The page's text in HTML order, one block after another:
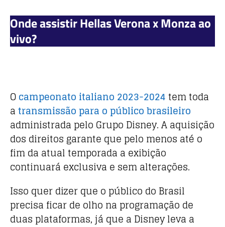
Onde assistir Hellas Verona x Monza ao
vivo?
Ocampeonato italiano 2023-2024tem toda
atransmissão para o público brasileiro
administrada pelo Grupo Disney. A aquisição
dos direitos garante que pelo menos até o
fim da atual temporada a exibição
continuará exclusiva e sem alterações.
Isso quer dizer que o público do Brasil
precisa ficar de olho na programação de
duas plataformas, já que a Disney leva a